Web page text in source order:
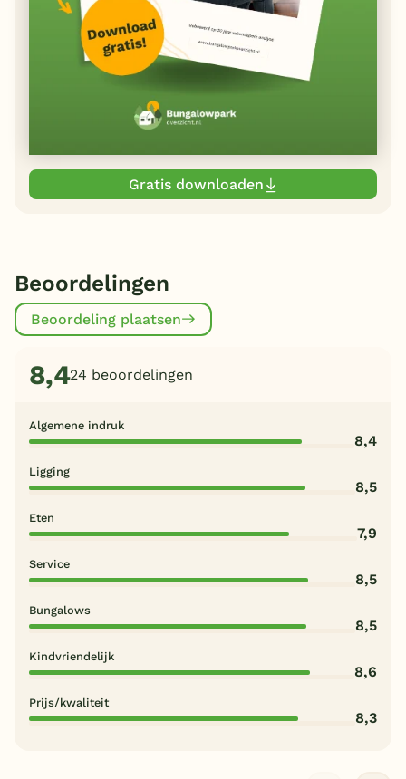
Gratis downloaden
Beoordelingen
Beoordeling plaatsen
8,424 beoordelingen
Algemene indruk
8,4
Ligging
8,5
Eten
7,9
Service
8,5
Bungalows
8,5
Kindvriendelijk
8,6
Prijs/kwaliteit
8,3